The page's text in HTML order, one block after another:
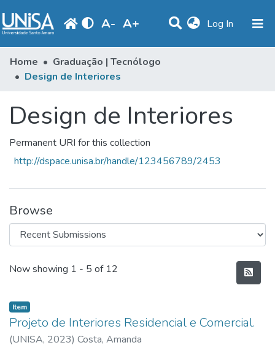
A- A+ Log In (current)
Statistics
Communities & Collections
Browse
Library
Home
Graduação | Tecnólogo
Design de Interiores
Design de Interiores
Permanent URI for this collection
http://dspace.unisa.br/handle/123456789/2453
Browse
Recent Submissions
Now showing 1 - 5 of 12
Item
Projeto de Interiores Residencial e Comercial.
(UNISA, 2023) Costa, Amanda